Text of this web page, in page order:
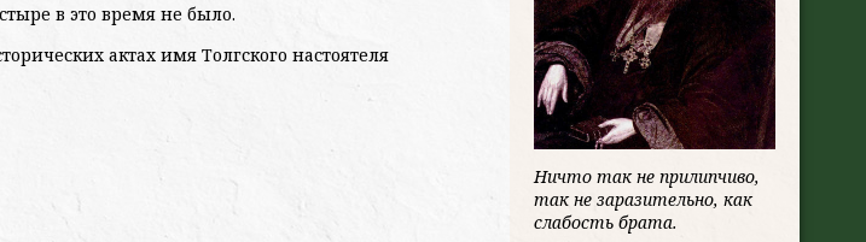
Ничто так не прилипчиво,
так не заразительно, как
слабость брата.
в это время не было.
актах имя Толгского настоятеля